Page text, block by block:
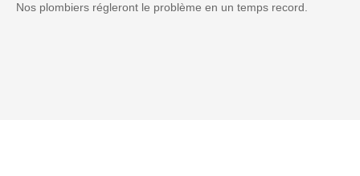
Nos plombiers régleront le problème en un temps record.